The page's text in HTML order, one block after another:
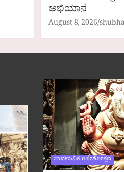
ಅಭಿಯಾನ
August 8, 2026
ಸಾರ್ವಜನಿಕ ಗಣೇಶೋತ್ಸವ